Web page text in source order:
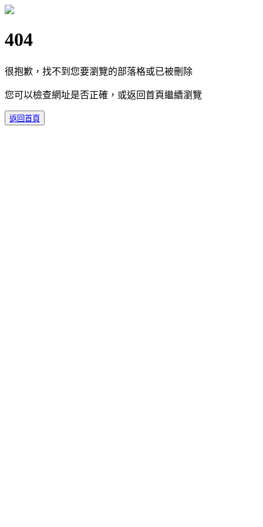
404
很抱歉，找不到您要瀏覽的部落格或已被刪除
您可以檢查網址是否正確，或返回首頁繼續瀏覽
返回首頁